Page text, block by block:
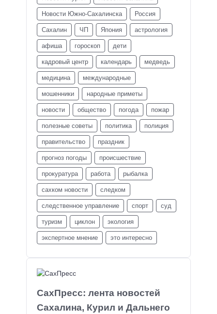
СахПресс: лента новостей
Сахалина, Курил и Дальнего
Новости Южно-Сахалинска Россия
Сахалин ЧП Япония астрология
афиша гороскоп дети
кадровый центр календарь медведь
медицина международные
мошенники народные приметы
новости общество погода пожар
полезные советы политика полиция
правительство праздник
прогноз погоды происшествие
прокуратура работа рыбалка
сахком новости следком
следственное управление спорт суд
туризм циклон экология
экспертное мнение это интересно